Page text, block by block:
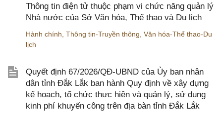
Thông tin điện tử thuộc phạm vi chức năng quản lý
Nhà nước của Sở Văn hóa, Thể thao và Du lịch
Hành chính Thông tin-Truyền thông Văn hóa-Thể thao-Du
lịch
Quyết định 67/2026/QĐ-UBND của Ủy ban nhân
dân tỉnh Đắk Lắk ban hành Quy định về xây dựng
kế hoạch, tổ chức thực hiện và quản lý, sử dụng
kinh phí khuyến công trên địa bàn tỉnh Đắk Lắk